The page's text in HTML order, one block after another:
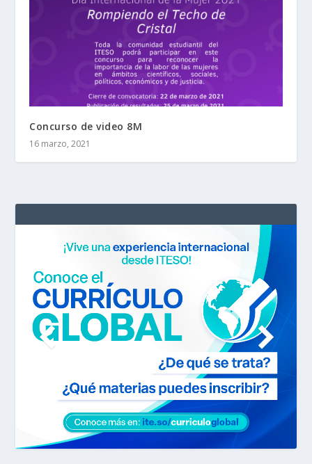
Concurso de video 8M
16 marzo, 2021